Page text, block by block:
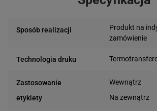
Sposób realizacji
Produkt na
zamówienie
Technologia druku
Zastosowanie
etykiety
Wewnątrz
Na zewnątrz